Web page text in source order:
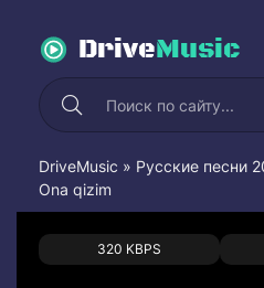
DriveMusic
DriveMusic » Русские песни
Ona qizim
320 KBPS
0